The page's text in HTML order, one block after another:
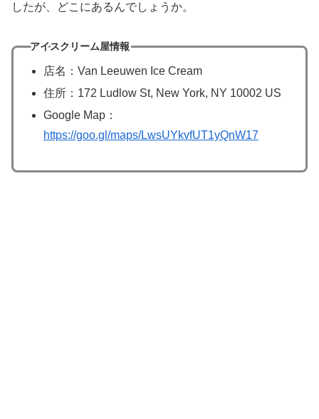
したが、どこにあるんでしょうか。
アイスクリーム屋情報
店名：Van Leeuwen Ice Cream
住所：172 Ludlow St, New York, NY 10002 US
Google Map：
https://goo.gl/maps/LwsUYkvfUT1yQnW17